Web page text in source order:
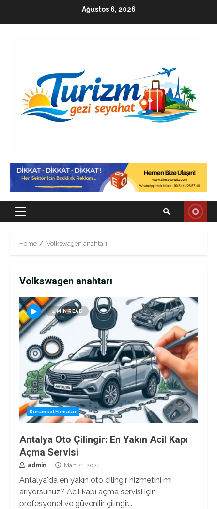
Ağustos 6, 2026
Primary
Home Volkswagen anahtarı
Volkswagen anahtarı
4 MIN READ
Kurumsal Firmalar
Antalya Oto Çilingir: En Yakın Acil Kapı
Açma Servisi
admin Mart 21, 2024
Antalya'da en yakın oto çilingir hizmetini mi
arıyorsunuz? Acil kapı açma servisi için
profesyonel ve güvenilir çilingir...